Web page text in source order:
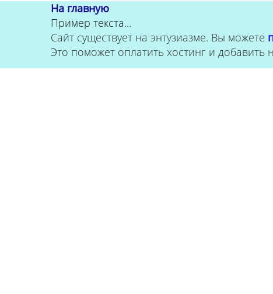
На главную
Пример текста...
Сайт существует на энтузиазме. Вы можете
Это поможет оплатить хостинг и добавить